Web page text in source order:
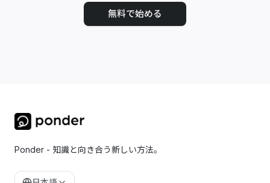
無料で始める
Ponder - 知識と向き合う新しい方法。